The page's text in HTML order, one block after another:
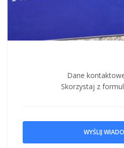
Dane
Skorzystaj z
WYŚLIJ